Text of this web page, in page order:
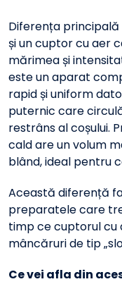
Diferența
și un cuptor cu aer
mărimea și
este un aparat
rapid și uniform
puternic care
restrâns al coșului.
cald are un volum
blând, ideal pentru
Această diferență
preparatele care
timp ce cuptorul
mâncăruri de tip
Ce vei afla din